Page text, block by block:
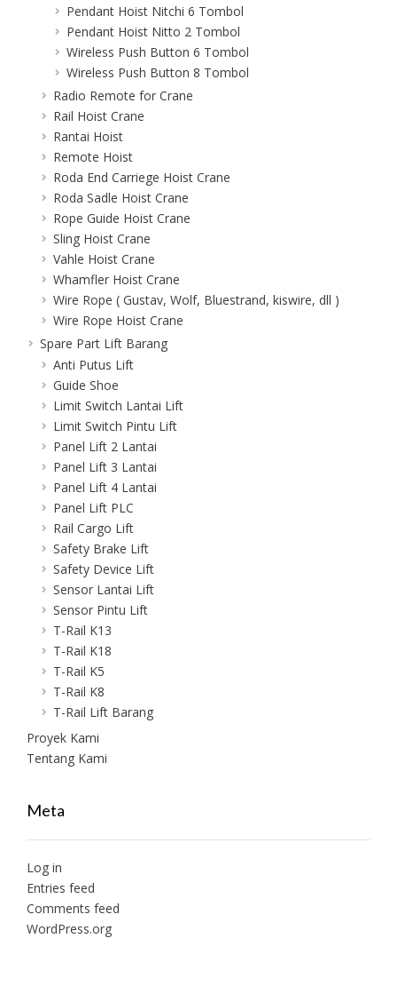
Pendant Hoist Nitchi 6 Tombol
Pendant Hoist Nitto 2 Tombol
Wireless Push Button 6 Tombol
Wireless Push Button 8 Tombol
Radio Remote for Crane
Rail Hoist Crane
Rantai Hoist
Remote Hoist
Roda End Carriege Hoist Crane
Roda Sadle Hoist Crane
Rope Guide Hoist Crane
Sling Hoist Crane
Vahle Hoist Crane
Whamfler Hoist Crane
Wire Rope ( Gustav, Wolf, Bluestrand, kiswire, dll )
Wire Rope Hoist Crane
Spare Part Lift Barang
Anti Putus Lift
Guide Shoe
Limit Switch Lantai Lift
Limit Switch Pintu Lift
Panel Lift 2 Lantai
Panel Lift 3 Lantai
Panel Lift 4 Lantai
Panel Lift PLC
Rail Cargo Lift
Safety Brake Lift
Safety Device Lift
Sensor Lantai Lift
Sensor Pintu Lift
T-Rail K13
T-Rail K18
T-Rail K5
T-Rail K8
T-Rail Lift Barang
Proyek Kami
Tentang Kami
Meta
Log in
Entries feed
Comments feed
WordPress.org